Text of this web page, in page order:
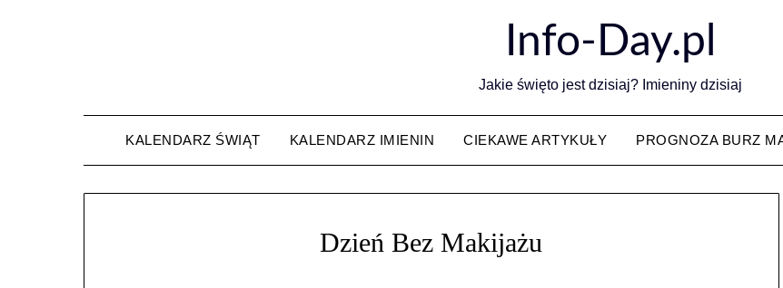
Info-Day.pl
Jakie święto jest dzisiaj? Imieniny dzisiaj
KALENDARZ ŚWIĄT KALENDARZ IMIENIN CIEKAWE ARTYKUŁY PROGNOZA BURZ
Dzień Bez Makijażu